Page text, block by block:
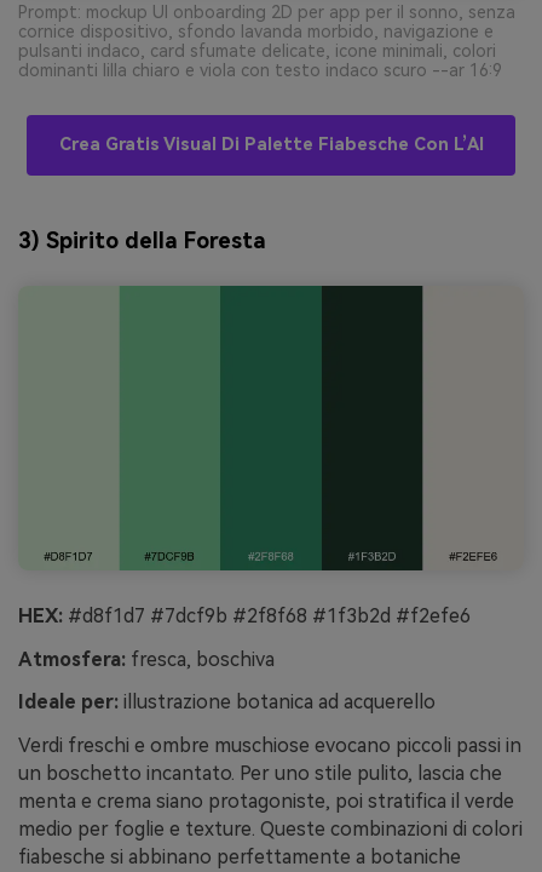
Prompt: mockup UI onboarding 2D per app per il sonno, senza
cornice dispositivo, sfondo lavanda morbido, navigazione e
pulsanti indaco, card sfumate delicate, icone minimali, colori
dominanti lilla chiaro e viola con testo indaco scuro --ar 16:9
Crea Gratis Visual Di Palette Fiabesche Con L’AI
3) Spirito della Foresta
HEX: #d8f1d7 #7dcf9b #2f8f68 #1f3b2d #f2efe6
Atmosfera: fresca, boschiva
Ideale per: illustrazione botanica ad acquerello
Verdi freschi e ombre muschiose evocano piccoli passi in
un boschetto incantato. Per uno stile pulito, lascia che
menta e crema siano protagoniste, poi stratifica il verde
medio per foglie e texture. Queste combinazioni di colori
fiabesche si abbinano perfettamente a botaniche